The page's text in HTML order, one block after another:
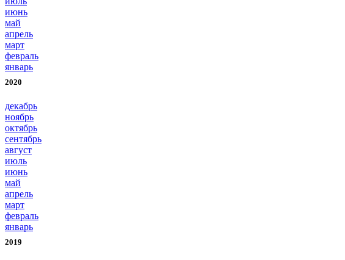
июнь
май
апрель
март
февраль
январь
2020
декабрь
ноябрь
октябрь
сентябрь
август
июль
июнь
май
апрель
март
февраль
январь
2019